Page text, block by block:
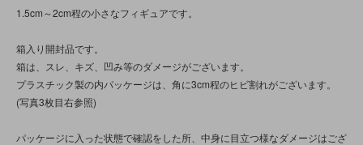
1.5cm～2cm程の小さなフィギュアです。
箱入り開封品です。
箱は、スレ、キズ、凹み等のダメージがございます。
プラスチック製の内パッケージは、角に3cm程のヒビ割れがございます。
(写真3枚目右参照)
パッケージに入った状態で確認をした所、中身に目立つ様なダメージはござ